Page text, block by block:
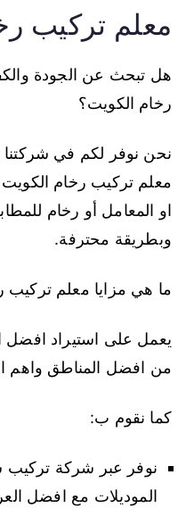
معلم تركيب
هل تبحث عن الجودة
رخام الكويت؟
نحن نوفر لكم في
معلم تركيب رخام الكويت
او المعامل أو رخام
وبطريقة محترفة.
ما هي مزايا معلم تركيب
يعمل على استيراد افضل
من افضل المناطق واهم
كما نقوم ب:
نوفر عبر شركة تركيب
الموديلات مع افضل